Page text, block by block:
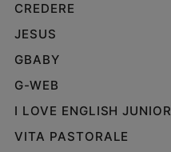
CREDERE
JESUS
GBABY
G-WEB
I LOVE ENGLISH JUNIOR
VITA PASTORALE